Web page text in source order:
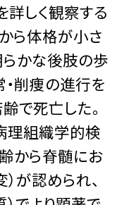
詳しく観察する
ら体格が小さ
らかな後肢の歩
削痩の進行を
で死亡した。
理組織学的検
から脊髄にお
が認められ、